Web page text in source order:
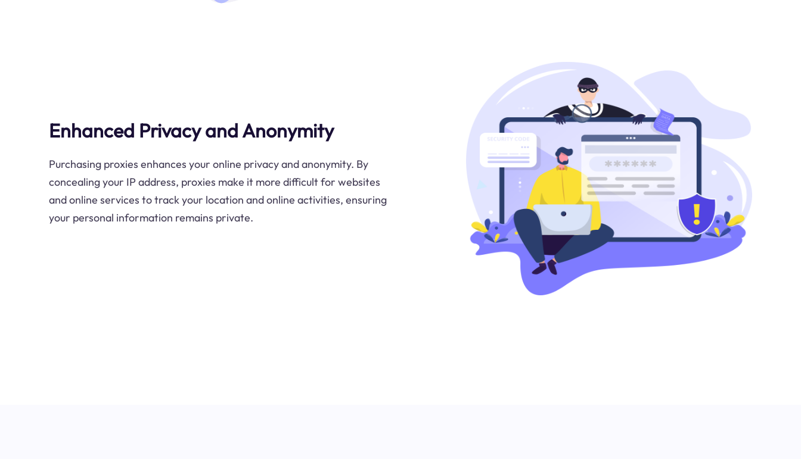
Enhanced Privacy and Anonymity
Purchasing proxies enhances your online privacy and anonymity. By
concealing your IP address, proxies make it more difficult for websites
and online services to track your location and online activities, ensuring
your personal information remains private.